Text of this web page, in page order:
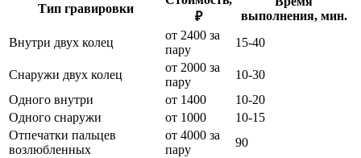
Тип гравировки
₽
выполнения, мин.
Внутри двух колец
от 2400 за
пару
15-40
Снаружи двух колец
от 2000 за
пару
10-30
Одного внутри
от 1400
10-20
Одного снаружи
от 1000
10-15
Отпечатки пальцев
возлюбленных
от 4000 за
пару
90